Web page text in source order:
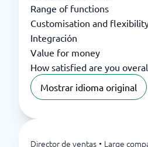
Range of functions
Customisation and
Integración
Value for money
How satisfied are you
Mostrar idioma original
Director de ventas • Large